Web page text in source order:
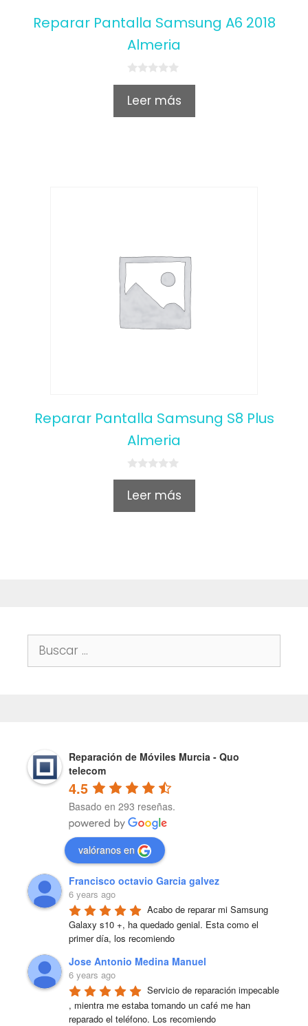
Reparar Pantalla Samsung A6 2018
Almeria
0
u
Leer más
Reparar Pantalla Samsung S8 Plus
Almeria
0
u
Leer más
Buscar:
Reparación de Móviles Murcia - Quo
telecom
4.5
Basado en 293 reseñas.
valóranos en
Francisco octavio Garcia galvez
6 years ago
Acabo de reparar mi Samsung
Galaxy s10 +, ha quedado genial. Esta como el
primer día, los recomiendo
Jose Antonio Medina Manuel
6 years ago
Servicio de reparación impecable
, mientra me estaba tomando un café me han
reparado el teléfono. Los recomiendo